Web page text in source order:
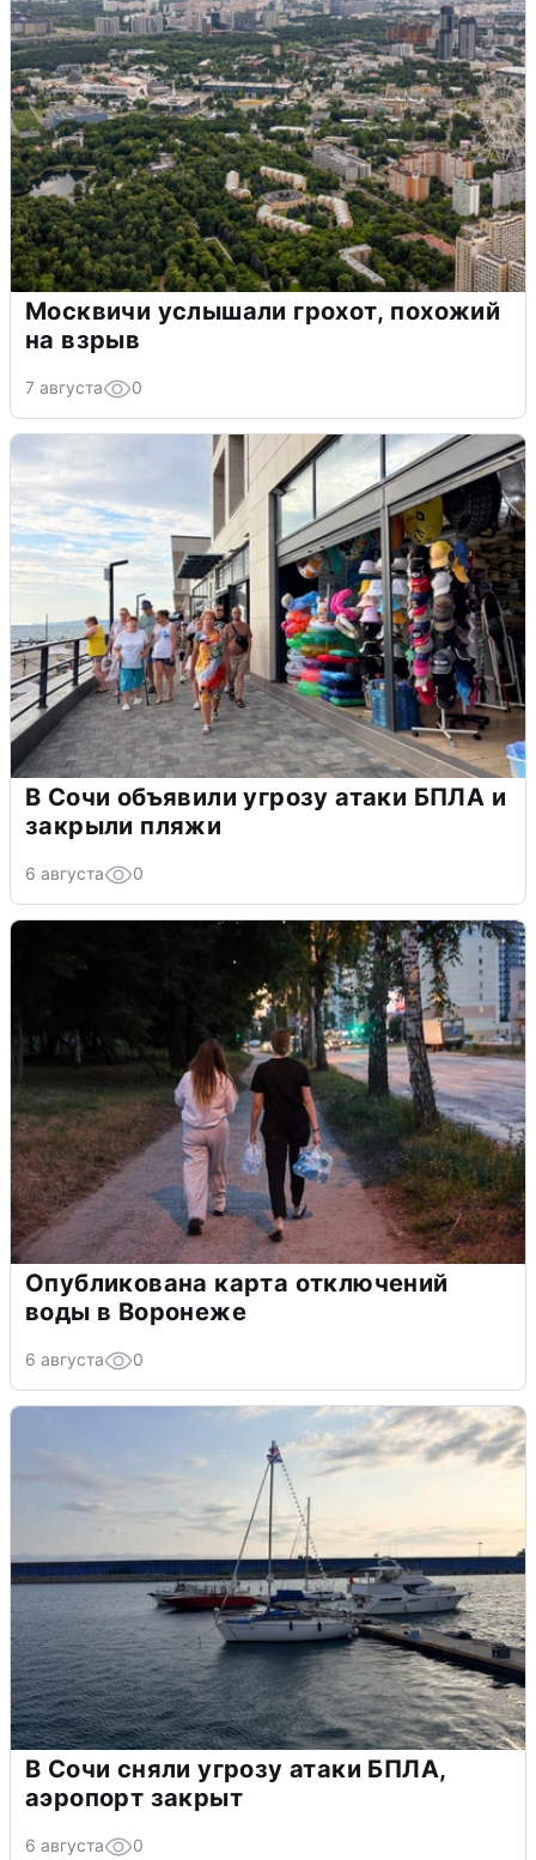
Москвичи услышали грохот, похожий
на взрыв
7 августа 0
В Сочи объявили угрозу атаки БПЛА и
закрыли пляжи
6 августа 0
Опубликована карта отключений
воды в Воронеже
6 августа 0
В Сочи сняли угрозу атаки БПЛА,
аэропорт закрыт
6 августа 0